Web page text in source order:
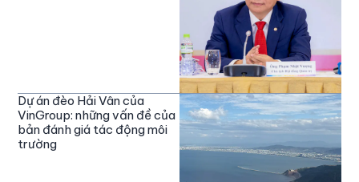
Dự án đèo Hải Vân của
VinGroup: những vấn đề của
bản đánh giá tác động môi
trường